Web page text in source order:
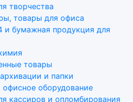
творчества
товары для офиса
и бумажная продукция для
товары
и папки
офисное оборудование
кассиров и опломбирования